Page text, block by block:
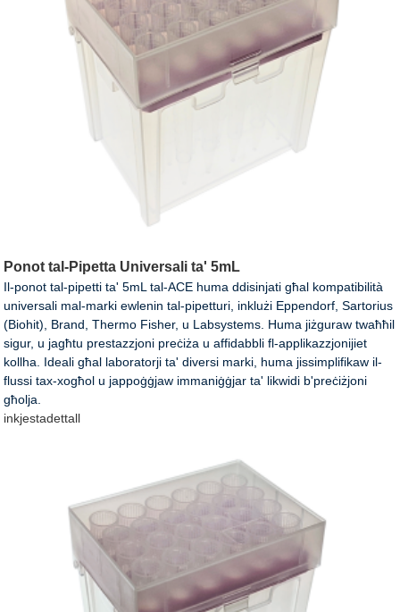
Ponot tal-Pipetta Universali ta' 5mL
Il-ponot tal-pipetti ta' 5mL tal-ACE huma ddisinjati għal kompatibilità
universali mal-marki ewlenin tal-pipetturi, inklużi Eppendorf, Sartorius
(Biohit), Brand, Thermo Fisher, u Labsystems. Huma jiżguraw twaħħil
sigur, u jagħtu prestazzjoni preċiża u affidabbli fl-applikazzjonijiet
kollha. Ideali għal laboratorji ta' diversi marki, huma jissimplifikaw il-
flussi tax-xogħol u jappoġġjaw immaniġġjar ta' likwidi b'preċiżjoni
għolja.
inkjestadettall